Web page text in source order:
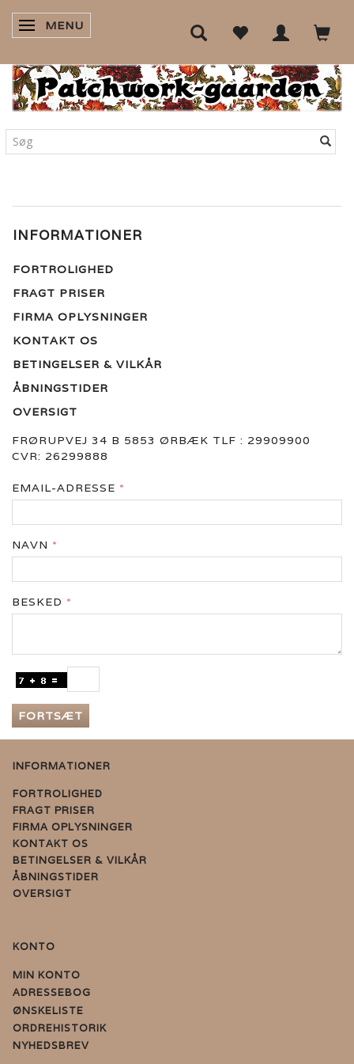
SKIFTE NAVIGATION
MENU
INFORMATIONER
FORTROLIGHED
FRAGT PRISER
FIRMA OPLYSNINGER
KONTAKT OS
BETINGELSER & VILKÅR
ÅBNINGSTIDER
OVERSIGT
FRØRUPVEJ 34 B 5853 ØRBÆK TLF : 29909900
CVR: 26299888
EMAIL-ADRESSE
NAVN
BESKED
FORTSÆT
INFORMATIONER
FORTROLIGHED
FRAGT PRISER
FIRMA OPLYSNINGER
KONTAKT OS
BETINGELSER & VILKÅR
ÅBNINGSTIDER
OVERSIGT
KONTO
MIN KONTO
ADRESSEBOG
ØNSKELISTE
ORDREHISTORIK
NYHEDSBREV